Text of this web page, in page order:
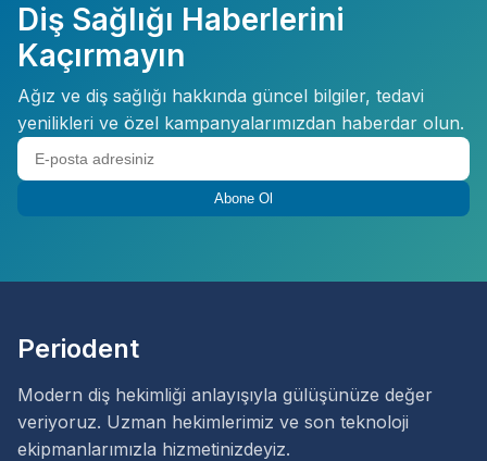
Diş Sağlığı Haberlerini
Kaçırmayın
Ağız ve diş sağlığı hakkında güncel bilgiler, tedavi
yenilikleri ve özel kampanyalarımızdan haberdar olun.
Abone Ol
Periodent
Modern diş hekimliği anlayışıyla gülüşünüze değer
veriyoruz. Uzman hekimlerimiz ve son teknoloji
ekipmanlarımızla hizmetinizdeyiz.